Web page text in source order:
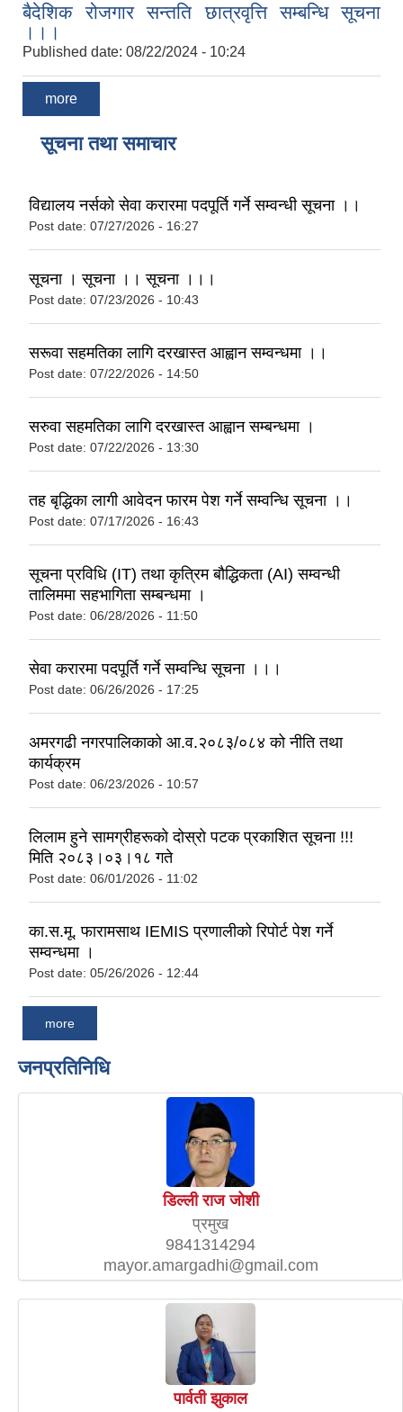
बैदेशिक रोजगार सन्तति छात्रवृत्ति सम्बन्धि सूचना
।।।
Published date: 08/22/2024 - 10:24
more
सूचना तथा समाचार
विद्यालय नर्सको सेवा करारमा पदपूर्ति गर्ने सम्वन्धी सूचना ।।
Post date: 07/27/2026 - 16:27
सूचना । सूचना ।। सूचना ।।।
Post date: 07/23/2026 - 10:43
सरूवा सहमतिका लागि दरखास्त आह्वान सम्वन्धमा ।।
Post date: 07/22/2026 - 14:50
सरुवा सहमतिका लागि दरखास्त आह्वान सम्बन्धमा ।
Post date: 07/22/2026 - 13:30
तह बृद्धिका लागी आवेदन फारम पेश गर्ने सम्वन्धि सूचना ।।
Post date: 07/17/2026 - 16:43
सूचना प्रविधि (IT) तथा कृत्रिम बौद्धिकता (AI) सम्वन्धी
तालिममा सहभागिता सम्बन्धमा ।
Post date: 06/28/2026 - 11:50
सेवा करारमा पदपूर्ति गर्ने सम्वन्धि सूचना ।।।
Post date: 06/26/2026 - 17:25
अमरगढी नगरपालिकाको आ.व.२०८३/०८४ को नीति तथा
कार्यक्रम
Post date: 06/23/2026 - 10:57
लिलाम हुने सामग्रीहरूको दोस्रो पटक प्रकाशित सूचना !!!
मिति २०८३।०३।१८ गते
Post date: 06/01/2026 - 11:02
का.स.मू. फारामसाथ IEMIS प्रणालीको रिपोर्ट पेश गर्ने
सम्वन्धमा ।
Post date: 05/26/2026 - 12:44
more
जनप्रतिनिधि
डिल्ली राज जोशी
प्रमुख
9841314294
mayor.amargadhi@gmail.com
पार्वती झुकाल